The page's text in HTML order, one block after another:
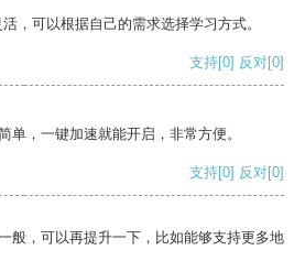
，可以根据自己的需求选择学习方式。
支持[0] 反对[0]
单，一键加速就能开启，非常方便。
支持[0] 反对[0]
般，可以再提升一下，比如能够支持更多地